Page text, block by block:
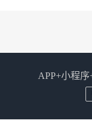
APP+小程